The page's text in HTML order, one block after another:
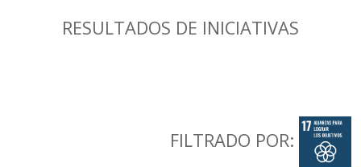
RESULTADOS DE INICIATIVAS
FILTRADO POR: